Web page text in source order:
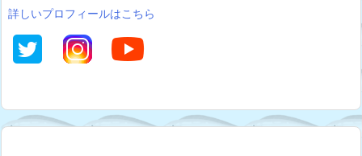
詳しいプロフィールはこちら